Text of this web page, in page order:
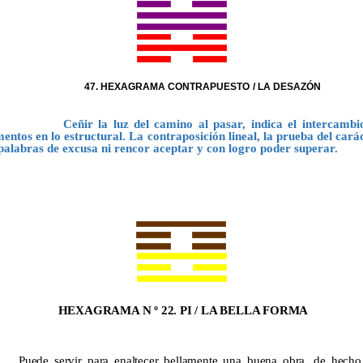
HEXAGRAMA CONTRAPUESTO / LA DESAZÓN
Ceñir la luz del camino al pasar, indica el
en lo estructural. La contraposición lineal, la prueba del
de excusa ni rencor aceptar y con logro poder superar.
HEXAGRAMA N º 22. PI / LA BELLA FORMA